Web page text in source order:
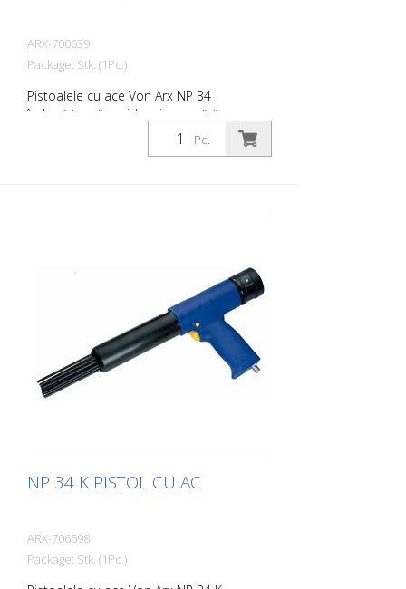
ARX-700639
Package: Stk. (1Pc.)
Pistoalele cu ace Von Arx NP 34
îndepărtează rapid rugina, curăță,
desprăfuiesc și degresează. În esență,
acestea netezesc suprafețele inegale.
125 L/min. (4,4 cfm) Ace ø 3 mm: 28 buc.
Presiunea aerului: 100 psi (7 bar) max.
Conexiune: G 3/8 '' Nivelul de zgomot: 109
Pc.
NP 34 K PISTOL CU AC
ARX-706598
Package: Stk. (1Pc.)